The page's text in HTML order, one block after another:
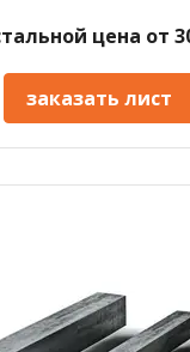
цена от
заказать лист